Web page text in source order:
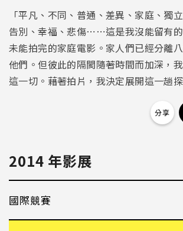
「平凡、不同、普通、差異、家庭、獨
告別、幸福、悲傷⋯⋯這是我沒能留有
未能拍完的家庭電影。家人們已經分離
他們。但彼此的隔閡隨著時間而加深，
這一切。藉著拍片，我決定展開這一趟探
2014 年影展
國際競賽